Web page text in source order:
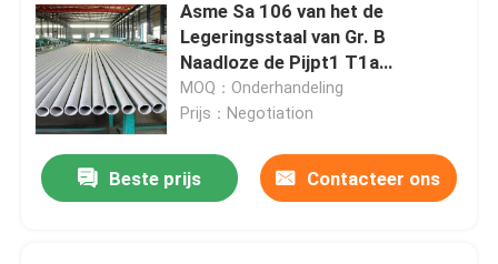
Over ons
Contacten
Producten
Asme Sa 106 van het de
Legeringsstaal van Gr. B
Naadloze de Pijpt1 T1a
Boilerastm A213 Rang T122
MOQ：Onderhandeling
Prijs：Negotiation
Beste prijs Contacteer ons